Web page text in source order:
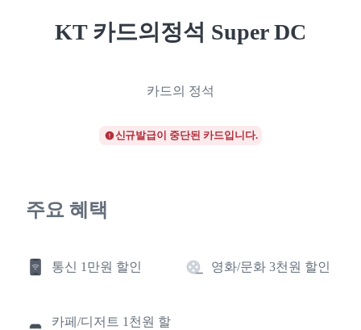
KT 카드의정석 Super DC
카드의 정석
신규발급이 중단된 카드입니다.
주요 혜택
통신 1만원 할인 영화/문화 3천원 할인
카페/디저트 1천원 할